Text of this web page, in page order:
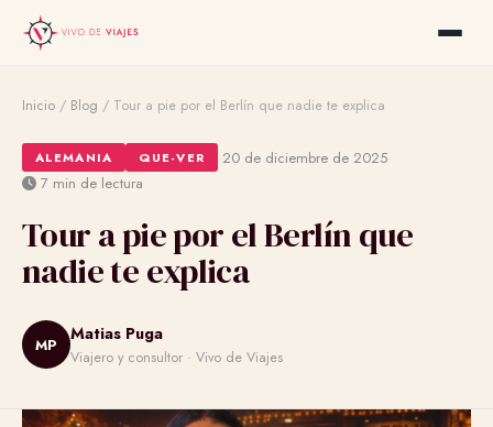
Inicio / Blog / Tour a pie por el Berlín que nadie te explica
ALEMANIA QUE-VER 20 de diciembre de 2025·
7 min de lectura
Tour a pie por el Berlín que
nadie te explica
MP
Matias Puga
Viajero y consultor · Vivo de Viajes